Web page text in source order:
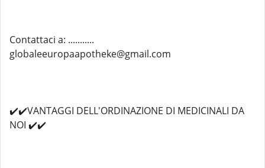
Contattaci a: ...........
globaleeuropaapotheke@gmail.com
✔️✔️VANTAGGI DELL'ORDINAZIONE DI MEDICINALI DA
NOI ✔️✔️